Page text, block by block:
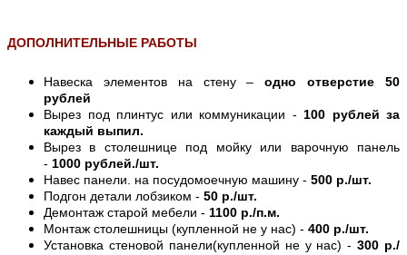
ДОПОЛНИТЕЛЬНЫЕ РАБОТЫ
Навеска элементов на стену –одно отверстие 50
рублей
Вырез под плинтус или коммуникации - 100 рублей за
каждый выпил.
Вырез в столешнице под мойку или варочную панель
- 1000 рублей./шт.
Навес панели. на посудомоечную машину - 500 р./шт.
Подгон детали лобзиком - 50 р./шт.
Демонтаж старой мебели - 1100 р./п.м.
Монтаж столешницы (купленной не у нас) - 400 р./шт.
Установка стеновой панели(купленной не у нас) -300 р./